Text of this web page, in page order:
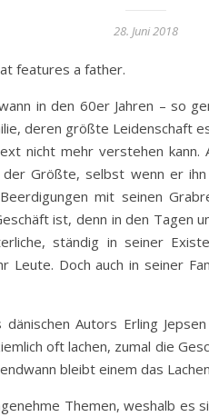
28. Juni 2018
features a father.
in den 60er Jahren – so
deren größte Leidenschaft
nicht mehr verstehen
Größte, selbst wenn er
mit seinen
ist, denn in den Tagen
ständig in seiner
Leute. Doch auch in seiner
dänischen Autors Erling
oft lachen, zumal die
bleibt einem das
Themen, weshalb